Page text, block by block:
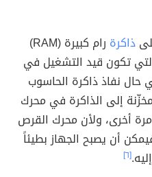
ذاكرة
رام كبيرة (RAM)
تكون قيد التشغيل في
حال نفاذ ذاكرة الحاسوب
إلى الذاكرة في محرك
أخرى، ولأن محرك القرص
أن يصبح الجهاز بطيئاً
[٦]